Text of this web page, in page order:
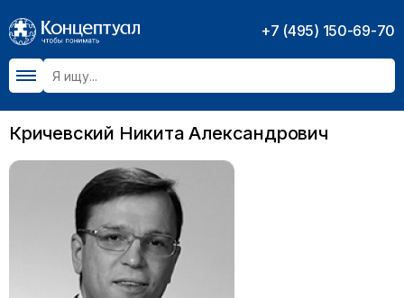
+7 (495) 150-69-70
Кричевский Никита Александрович